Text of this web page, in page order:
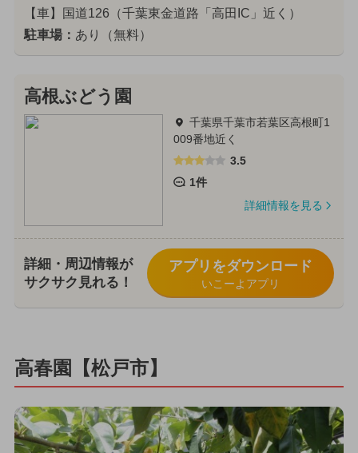
【車】国道126（千葉東金道路「高田IC」近く）
駐車場： あり（無料）
高根ぶどう園
千葉県千葉市若葉区高根町1
009番地近く
3.5
1件
詳細情報を見る
詳細・周辺情報が
サクサク見れる！
アプリをダウンロード
いこーよアプリ
高春園【松戸市】